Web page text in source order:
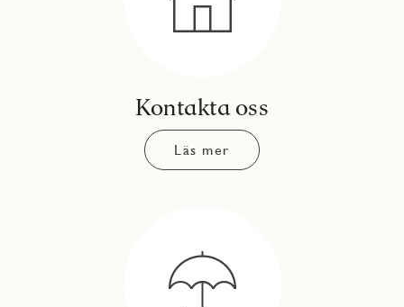
Kontakta oss
Läs mer